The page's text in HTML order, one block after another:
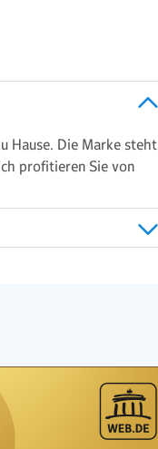
Hause. Die Marke steht
profitieren Sie von